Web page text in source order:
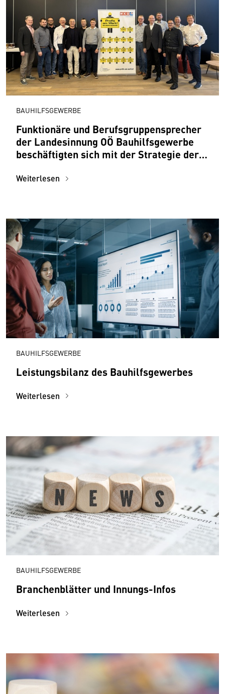
BAUHILFSGEWERBE
Funktionäre und Berufsgruppensprecher
der Landesinnung OÖ Bauhilfsgewerbe
beschäftigten sich mit der Strategie der
Weiterlesen
BAUHILFSGEWERBE
Leistungsbilanz des Bauhilfsgewerbes
Weiterlesen
BAUHILFSGEWERBE
Branchenblätter und Innungs-Infos
Weiterlesen